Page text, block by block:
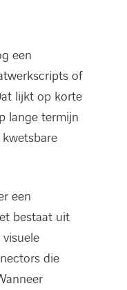
een
of
lijkt op korte
lange termijn
een
bestaat uit
die